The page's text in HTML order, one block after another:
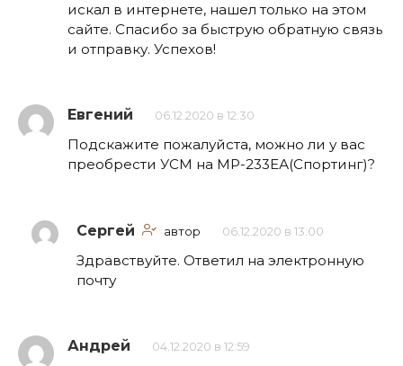
искал в интернете, нашел только на этом
сайте. Спасибо за быструю обратную связь
и отправку. Успехов!
Евгений 06.12.2020 в 12:30
Подскажите пожалуйста, можно ли у вас
преобрести УСМ на МР-233ЕА(Спортинг)?
Сергей автор 06.12.2020 в 13:00
Здравствуйте. Ответил на электронную
почту
Андрей 04.12.2020 в 12:59